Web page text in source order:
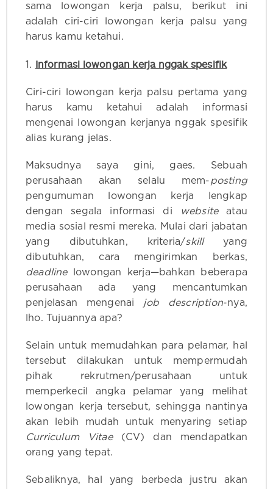
sama lowongan kerja palsu, berikut ini
adalah ciri-ciri lowongan kerja palsu yang
harus kamu ketahui.
1. Informasi lowongan kerja nggak spesifik
Ciri-ciri lowongan kerja palsu pertama yang
harus kamu ketahui adalah informasi
mengenai lowongan kerjanya nggak spesifik
alias kurang jelas.
Maksudnya saya gini, gaes. Sebuah
perusahaan akan selalu mem-posting
pengumuman lowongan kerja lengkap
dengan segala informasi di
websiteatau
media sosial resmi mereka. Mulai dari jabatan
yang dibutuhkan, kriteria/skillyang
dibutuhkan, cara mengirimkan berkas,
deadlinelowongan kerja—bahkan beberapa
perusahaan ada yang mencantumkan
penjelasan mengenai job description-nya,
lho. Tujuannya apa?
Selain untuk memudahkan para pelamar, hal
tersebut dilakukan untuk mempermudah
pihak rekrutmen/perusahaan untuk
memperkecil angka pelamar yang melihat
lowongan kerja tersebut, sehingga nantinya
akan lebih mudah untuk menyaring setiap
Curriculum Vitae(CV) dan mendapatkan
orang yang tepat.
Sebaliknya, hal yang berbeda justru akan